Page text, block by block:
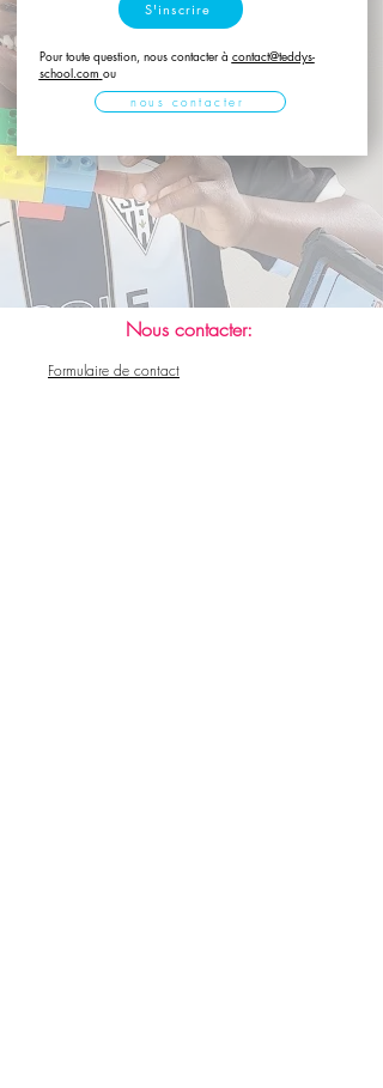
S'inscrire
Pour toute question, nous contacter à contact@teddys-
school.com ou
nous contacter
Nous contacter:
Formulaire de contact